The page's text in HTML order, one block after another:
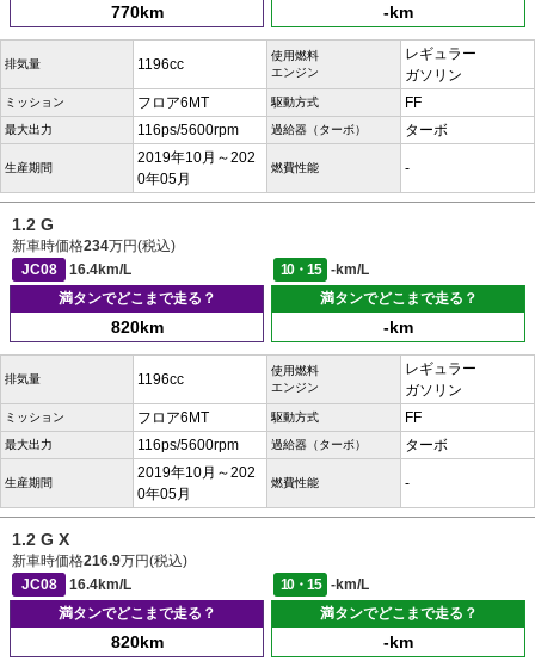
770km -km
排気量 1196cc
使用燃料
エンジン
レギュラー
ガソリン
ミッション フロア6MT 駆動方式 FF
最大出力 116ps/5600rpm 過給器（ターボ） ターボ
生産期間
2019年10月～202
0年05月
燃費性能 -
1.2 G
新車時価格234万円(税込)
JC08
16.4km/L 10・15
-km/L
満タンでどこまで走る？
820km
満タンでどこまで走る？
-km
排気量 1196cc
使用燃料
エンジン
レギュラー
ガソリン
ミッション フロア6MT 駆動方式 FF
最大出力 116ps/5600rpm 過給器（ターボ） ターボ
生産期間
2019年10月～202
0年05月
燃費性能 -
1.2 G X
新車時価格216.9万円(税込)
JC08
16.4km/L 10・15
-km/L
満タンでどこまで走る？
820km
満タンでどこまで走る？
-km